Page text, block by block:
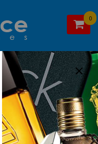
0
De Toilette